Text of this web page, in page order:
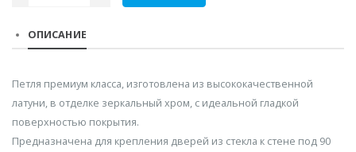
ОПИСАНИЕ
Петля премиум класса, изготовлена из высококачественной
латуни, в отделке зеркальный хром, с идеальной гладкой
поверхностью покрытия.
Предназначена для крепления дверей из стекла к стене под 90